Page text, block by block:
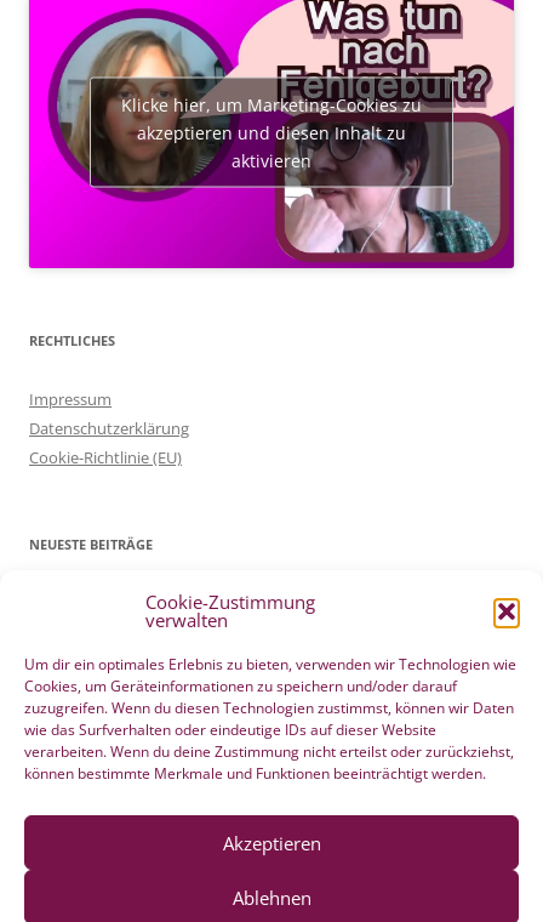
Cookie-Zustimmung
verwalten
Um dir ein optimales Erlebnis zu bieten, verwenden wir Technologien wie
Cookies, um Geräteinformationen zu speichern und/oder darauf
zuzugreifen. Wenn du diesen Technologien zustimmst, können wir Daten
wie das Surfverhalten oder eindeutige IDs auf dieser Website
verarbeiten. Wenn du deine Zustimmung nicht erteilst oder zurückziehst,
können bestimmte Merkmale und Funktionen beeinträchtigt werden.
Akzeptieren
Ablehnen
Klicke hier, um Marketing-Cookies zu
akzeptieren und diesen Inhalt zu
aktivieren
RECHTLICHES
Impressum
Datenschutzerklärung
Cookie-Richtlinie (EU)
NEUESTE BEITRÄGE
Patientenverfügung Geburt vertreten in WELTWOCHE DER GEBURT
Filmtipp – Die sichere Geburt 19. Mai 2021
Integration eigener Erfahrungen aus der Pränatalzeit 10. März 2021
VBA2C – Erfahrung 8. Februar 2020
Berührender wunderschöner Geburtserfahrungsbericht von Laura
Maria Seiler
22. Dezember 2019